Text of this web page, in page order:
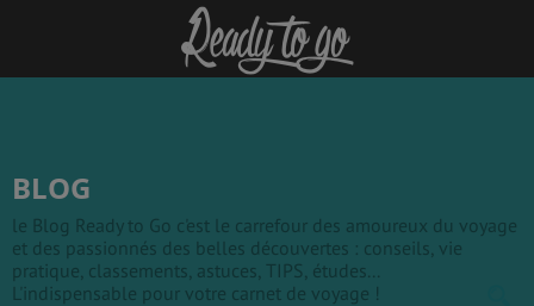
BLOG
le Blog Ready to Go c'est le carrefour des amoureux du voyage
et des passionnés des belles découvertes : conseils, vie
pratique, classements, astuces, TIPS, études...
L'indispensable pour votre carnet de voyage !